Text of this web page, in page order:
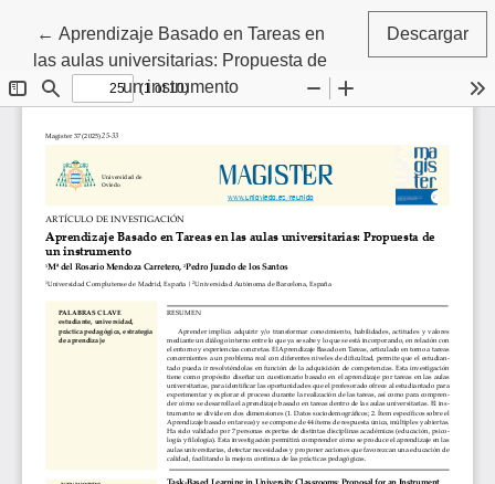
← Volver a los detalles del artículo
Aprendizaje Basado en Tareas en
las aulas universitarias: Propuesta de
un instrumento
Descargar